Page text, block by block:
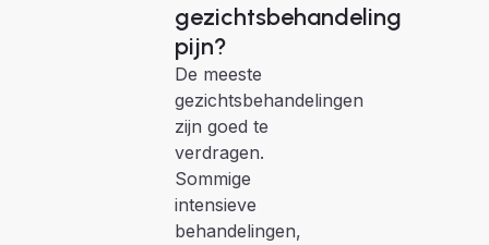
gezichtsbehandeling
pijn?
De meeste
gezichtsbehandelingen
zijn goed te
verdragen.
Sommige
intensieve
behandelingen,